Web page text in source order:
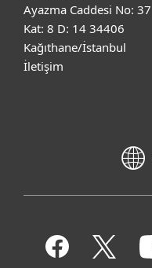
Ayazma Caddesi No: 37
Kat: 8 D: 14 34406
Kağıthane/İstanbul
İletişim